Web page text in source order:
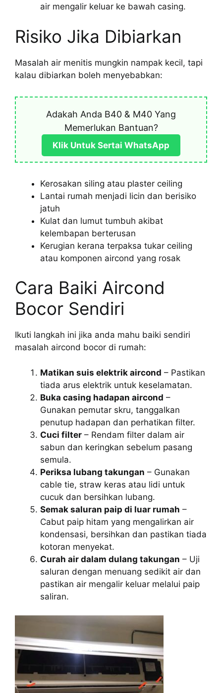
air mengalir keluar ke bawah casing.
Risiko Jika Dibiarkan
Masalah air menitis mungkin nampak kecil, tapi
kalau dibiarkan boleh menyebabkan:
Adakah Anda B40 & M40 Yang
Memerlukan Bantuan?
Klik Untuk Sertai WhatsApp
Kerosakan siling atau plaster ceiling
Lantai rumah menjadi licin dan berisiko
jatuh
Kulat dan lumut tumbuh akibat
kelembapan berterusan
Kerugian kerana terpaksa tukar ceiling
atau komponen aircond yang rosak
Cara Baiki Aircond
Bocor Sendiri
Ikuti langkah ini jika anda mahu baiki sendiri
masalah aircond bocor di rumah:
Matikan suis elektrik aircond – Pastikan
tiada arus elektrik untuk keselamatan.
Buka casing hadapan aircond –
Gunakan pemutar skru, tanggalkan
penutup hadapan dan perhatikan filter.
Cuci filter – Rendam filter dalam air
sabun dan keringkan sebelum pasang
semula.
Periksa lubang takungan – Gunakan
cable tie, straw keras atau lidi untuk
cucuk dan bersihkan lubang.
Semak saluran paip di luar rumah –
Cabut paip hitam yang mengalirkan air
kondensasi, bersihkan dan pastikan tiada
kotoran menyekat.
Curah air dalam dulang takungan – Uji
saluran dengan menuang sedikit air dan
pastikan air mengalir keluar melalui paip
saliran.